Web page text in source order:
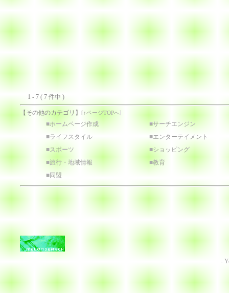
1 - 7 ( 7 件中 )
【その他のカテゴリ】[↑ページTOPへ]
■ホームページ作成 ■サーチエンジン
■ライフスタイル ■エンターテイメント
■スポーツ ■ショッピング
■旅行・地域情報 ■教育
■同盟
-